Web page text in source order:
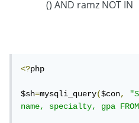
تستطيع أيضًا استخدام تعبيرات LIKE لإنشاء استعلام أكثر فاعلية،
<?php
$sh=mysqli_query($con,
name, specialty, gpa
WHERE id_trainee